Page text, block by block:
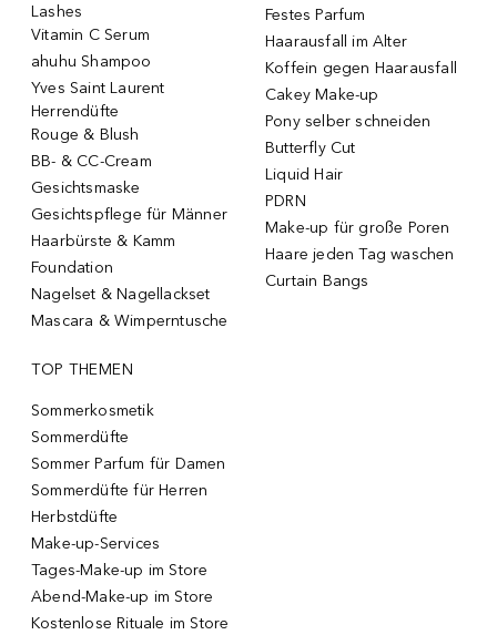
Lashes
Vitamin C Serum
ahuhu Shampoo
Yves Saint Laurent
Herrendüfte
Rouge & Blush
BB- & CC-Cream
Gesichtsmaske
Gesichtspflege für Männer
Haarbürste & Kamm
Foundation
Nagelset & Nagellackset
Mascara & Wimperntusche
Festes Parfum
Haarausfall im Alter
Koffein gegen Haarausfall
Cakey Make-up
Pony selber schneiden
Butterfly Cut
Liquid Hair
PDRN
Make-up für große Poren
Haare jeden Tag waschen
Curtain Bangs
TOP THEMEN
Sommerkosmetik
Sommerdüfte
Sommer Parfum für Damen
Sommerdüfte für Herren
Herbstdüfte
Make-up-Services
Tages-Make-up im Store
Abend-Make-up im Store
Kostenlose Rituale im Store